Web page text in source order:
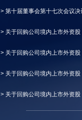
> 第十届董事会第十七次会议决
> 关于回购公司境内上市外资
> 关于回购公司境内上市外资
> 关于回购公司境内上市外资
> 关于回购公司境内上市外资